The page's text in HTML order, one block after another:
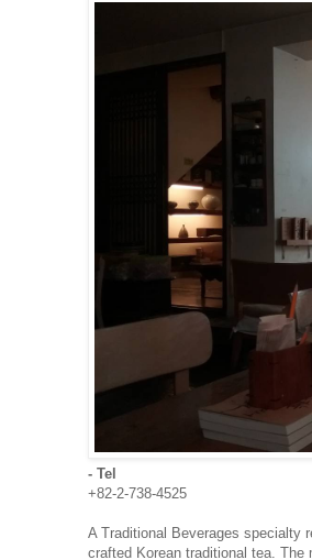
- Tel
+82-2-738-4525
A Traditional Beverages specialty
crafted Korean traditional tea.